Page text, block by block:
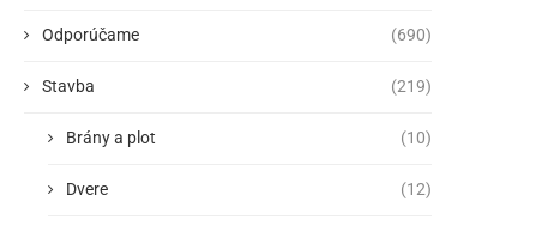
Odporúčame (690)
Stavba (219)
Brány a plot (10)
Dvere (12)